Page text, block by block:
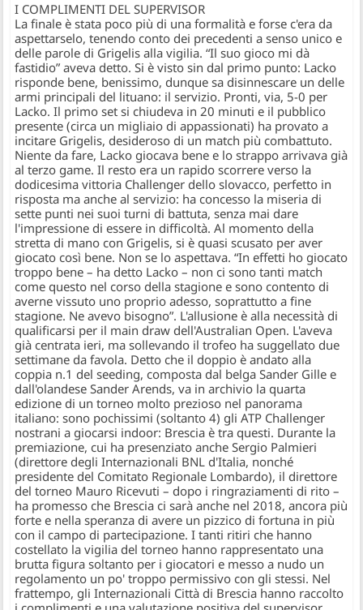
I COMPLIMENTI DEL SUPERVISOR
La finale è stata poco più di una formalità e forse c'era da
aspettarselo, tenendo conto dei precedenti a senso unico e
delle parole di Grigelis alla vigilia.“Il suo gioco mi dà
fastidio” aveva detto. Si è visto sin dal primo punto: Lacko
risponde bene, benissimo, dunque sa disinnescare un delle
armi principali del lituano: il servizio. Pronti, via, 5-0 per
Lacko. Il primo set si chiudeva in 20 minuti e il pubblico
presente (circa un migliaio di appassionati) ha provato a
incitare Grigelis, desideroso di un match più combattuto.
Niente da fare, Lacko giocava bene e lo strappo arrivava già
al terzo game. Il resto era un rapido scorrere verso la
dodicesima vittoria Challenger dello slovacco, perfetto in
risposta ma anche al servizio: ha concesso la miseria di
sette punti nei suoi turni di battuta, senza mai dare
l'impressione di essere in difficoltà.Al momento della
stretta di mano con Grigelis, si è quasi scusato per aver
giocato così bene. Non se lo aspettava. “In effetti ho giocato
troppo bene – ha detto Lacko – non ci sono tanti match
come questo nel corso della stagione e sono contento di
averne vissuto uno proprio adesso, soprattutto a fine
stagione. Ne avevo bisogno”. L'allusione è alla necessità di
qualificarsi per il main draw dell'Australian Open. L'aveva
già centrata ieri, ma sollevando il trofeo ha suggellato due
settimane da favola. Detto che il doppio è andato alla
coppia n.1 del seeding, composta dal belga Sander Gille e
dall'olandese Sander Arends,va in archivio la quarta
edizione di un torneo molto prezioso nel panorama
italiano: sono pochissimi (soltanto 4) gli ATP Challenger
nostrani a giocarsi indoor: Brescia è tra questi. Durante la
premiazione, cui ha presenziato anche Sergio Palmieri
(direttore degli Internazionali BNL d'Italia, nonché
presidente del Comitato Regionale Lombardo), il direttore
del torneo Mauro Ricevuti – dopo i ringraziamenti di rito –
ha promesso che Brescia ci sarà anche nel 2018, ancora più
forte e nella speranza di avere un pizzico di fortuna in più
con il campo di partecipazione. I tanti ritiri che hanno
costellato la vigilia del torneo hanno rappresentato una
brutta figura soltanto per i giocatori e messo a nudo un
regolamento un po' troppo permissivo con gli stessi. Nel
frattempo, gli Internazionali Città di Brescia hanno raccolto